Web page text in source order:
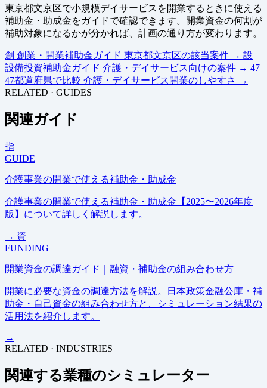
東京都文京区で小規模デイサービスを開業するときに使える
補助金・助成金をガイドで確認できます。開業資金の何割が
補助対象になるかが分かれば、計画の通り方が変わります。
創 創業・開業補助金ガイド 東京都文京区の該当案件 → 設
設備投資補助金ガイド 介護・デイサービス向けの案件 → 47
47都道府県で比較 介護・デイサービス開業のしやすさ →
RELATED · GUIDES
関連ガイド
指
GUIDE
介護事業の開業で使える補助金・助成金
介護事業の開業で使える補助金・助成金【2025〜2026年度
版】について詳しく解説します。
→ 資
FUNDING
開業資金の調達ガイド｜融資・補助金の組み合わせ方
開業に必要な資金の調達方法を解説。日本政策金融公庫・補
助金・自己資金の組み合わせ方と、シミュレーション結果の
活用法を紹介します。
→
RELATED · INDUSTRIES
関連する業種のシミュレーター